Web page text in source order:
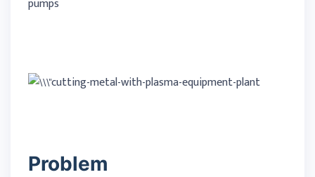
Problem